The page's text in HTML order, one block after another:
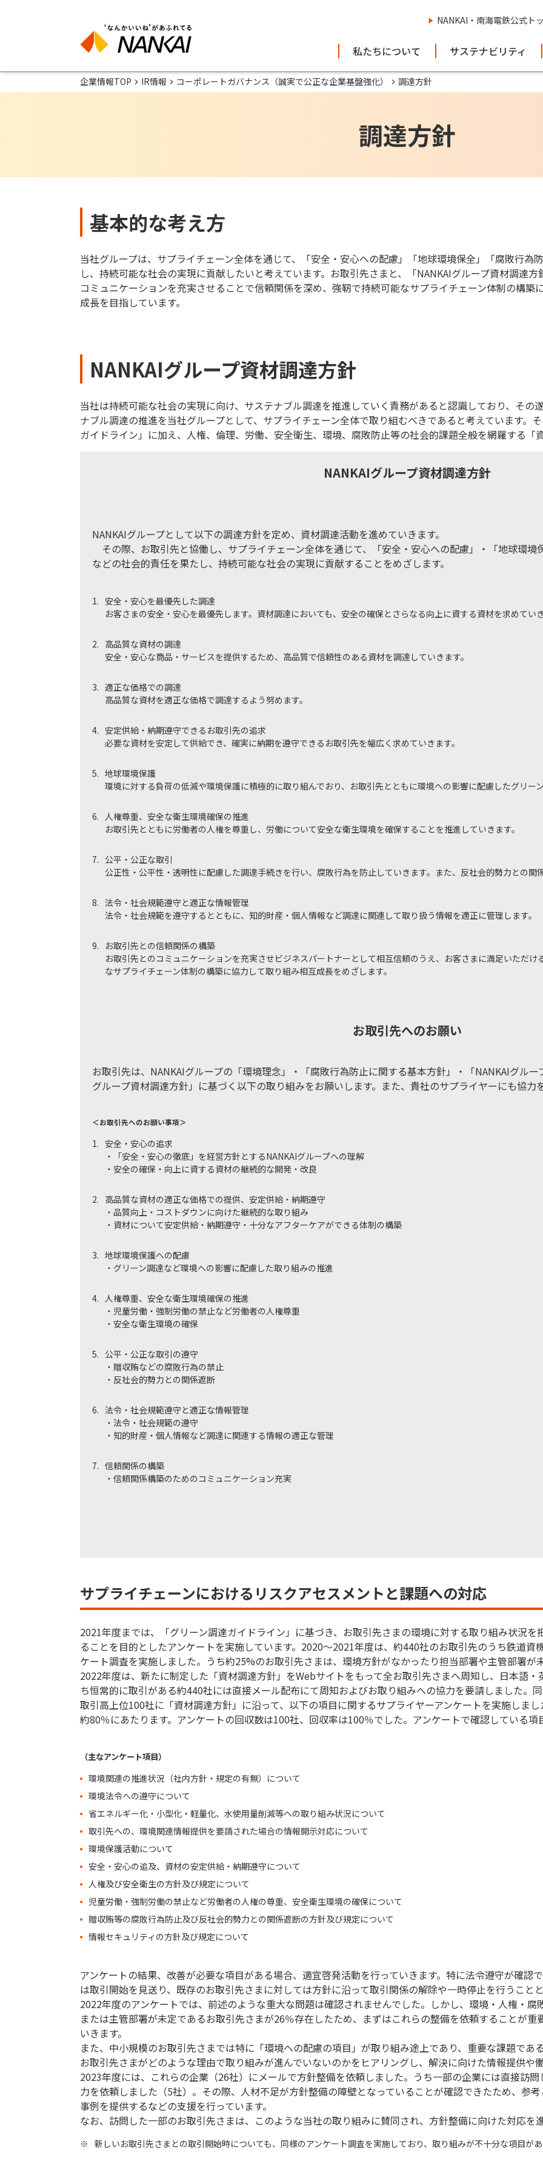
NANKAI・南海電鉄公式ト
私たちについて サステナビリティ
企業情報TOP IR情報 コーポレートガバナンス（誠実で公正な企業基盤強化） 調達方針
調達方針
基本的な考え方
当社グループは、サプライチェーン全体を通じて、「安全・安心への配慮」「地球環境保全」「腐敗行為
し、持続可能な社会の実現に貢献したいと考えています。お取引先さまと、「NANKAIグループ資材調達
コミュニケーションを充実させることで信頼関係を深め、強靭で持続可能なサプライチェーン体制の構築
成長を目指しています。
NANKAIグループ資材調達方針
当社は持続可能な社会の実現に向け、サステナブル調達を推進していく責務があると認識しており、その
ナブル調達の推進を当社グループとして、サプライチェーン全体で取り組むべきであると考えています。
ガイドライン」に加え、人権、倫理、労働、安全衛生、環境、腐敗防止等の社会的課題全般を網羅する「
NANKAIグループ資材調達方針
NANKAIグループとして以下の調達方針を定め、資材調達活動を進めていきます。
その際、お取引先と協働し、サプライチェーン全体を通じて、「安全・安心への配慮」・「地球環
などの社会的責任を果たし、持続可能な社会の実現に貢献することをめざします。
1. 安全・安心を最優先した調達
お客さまの安全・安心を最優先します。資材調達においても、安全の確保とさらなる向上に資する資材を求めてい
2. 高品質な資材の調達
安全・安心な商品・サービスを提供するため、高品質で信頼性のある資材を調達していきます。
3. 適正な価格での調達
高品質な資材を適正な価格で調達するよう努めます。
4. 安定供給・納期遵守できるお取引先の追求
必要な資材を安定して供給でき、確実に納期を遵守できるお取引先を幅広く求めていきます。
5. 地球環境保護
環境に対する負荷の低減や環境保護に積極的に取り組んでおり、お取引先とともに環境への影響に配慮したグリー
6. 人権尊重、安全な衛生環境確保の推進
お取引先とともに労働者の人権を尊重し、労働について安全な衛生環境を確保することを推進していきます。
7. 公平・公正な取引
公正性・公平性・透明性に配慮した調達手続きを行い、腐敗行為を防止していきます。また、反社会的勢力との関
8. 法令・社会規範遵守と適正な情報管理
法令・社会規範を遵守するとともに、知的財産・個人情報など調達に関連して取り扱う情報を適正に管理します。
9.
お取引先との信頼関係の構築
お取引先とのコミュニケーションを充実させビジネスパートナーとして相互信頼のうえ、お客さまに満足いただ
なサプライチェーン体制の構築に協力して取り組み相互成長をめざします。
お取引先へのお願い
お取引先は、NANKAIグループの「環境理念」・「腐敗行為防止に関する基本方針」・「NANKAIグル
グループ資材調達方針」に基づく以下の取り組みをお願いします。また、貴社のサプライヤーにも協力
＜お取引先へのお願い事項＞
1. 安全・安心の追求
・「安全・安心の徹底」を経営方針とするNANKAIグループへの理解
・安全の確保・向上に資する資材の継続的な開発・改良
2. 高品質な資材の適正な価格での提供、安定供給・納期遵守
・品質向上・コストダウンに向けた継続的な取り組み
・資材について安定供給・納期遵守・十分なアフターケアができる体制の構築
3. 地球環境保護への配慮
・グリーン調達など環境への影響に配慮した取り組みの推進
4. 人権尊重、安全な衛生環境確保の推進
・児童労働・強制労働の禁止など労働者の人権尊重
・安全な衛生環境の確保
5. 公平・公正な取引の遵守
・贈収賄などの腐敗行為の禁止
・反社会的勢力との関係遮断
6. 法令・社会規範遵守と適正な情報管理
・法令・社会規範の遵守
・知的財産・個人情報など調達に関連する情報の適正な管理
7. 信頼関係の構築
・信頼関係構築のためのコミュニケーション充実
サプライチェーンにおけるリスクアセスメントと課題への対応
2021年度までは、「グリーン調達ガイドライン」に基づき、お取引先さまの環境に対する取り組み状況
ることを目的としたアンケートを実施しています。2020～2021年度は、約440社のお取引先のうち鉄道資
ケート調査を実施しました。うち約25%のお取引先さまは、環境方針がなかったり担当部署や主管部署
2022年度は、新たに制定した「資材調達方針」をWebサイトをもって全お取引先さまへ周知し、日本語
ち恒常的に取引がある約440社には直接メール配布にて周知およびお取り組みへの協力を要請しました。
取引高上位100社に「資材調達方針」に沿って、以下の項目に関するサプライヤーアンケートを実施しま
約80％にあたります。アンケートの回収数は100社、回収率は100％でした。アンケートで確認している項
（主なアンケート項目）
環境関連の推進状況（社内方針・規定の有無）について
環境法令への遵守について
省エネルギー化・小型化・軽量化、水使用量削減等への取り組み状況について
取引先への、環境関連情報提供を要請された場合の情報開示対応について
環境保護活動について
安全・安心の追及、資材の安定供給・納期遵守について
人権及び安全衛生の方針及び規定について
児童労働・強制労働の禁止など労働者の人権の尊重、安全衛生環境の確保について
贈収賄等の腐敗行為防止及び反社会的勢力との関係遮断の方針及び規定について
情報セキュリティの方針及び規定について
アンケートの結果、改善が必要な項目がある場合、適宜啓発活動を行っていきます。特に法令遵守が確認
は取引開始を見送り、既存のお取引先さまに対しては方針に沿って取引関係の解除や一時停止を行うこと
2022年度のアンケートでは、前述のような重大な問題は確認されませんでした。しかし、環境・人権・
または主管部署が未定であるお取引先さまが26％存在したため、まずはこれらの整備を依頼することが
いきます。
また、中小規模のお取引先さまでは特に「環境への配慮の項目」が取り組み途上であり、重要な課題であ
お取引先さまがどのような理由で取り組みが進んでいないのかをヒアリングし、解決に向けた情報提供や
2023年度には、これらの企業（26社）にメールで方針整備を依頼しました。うち一部の企業には直接訪
力を依頼しました（5社）。その際、人材不足が方針整備の障壁となっていることが確認できたため、参
事例を提供するなどの支援を行っています。
なお、訪問した一部のお取引先さまは、このような当社の取り組みに賛同され、方針整備に向けた対応を
※ 新しいお取引先さまとの取引開始時についても、同様のアンケート調査を実施しており、取り組みが不十分な項目が